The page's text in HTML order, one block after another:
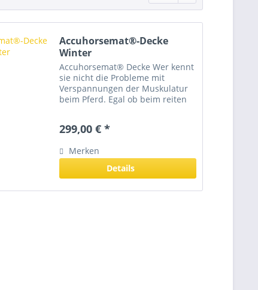
Accuhorsemat®-Decke
Winter
Accuhorsemat® Decke Wer kennt
sie nicht die Probleme mit
Verspannungen der Muskulatur
beim Pferd. Egal ob beim reiten
etc... die Gründe für die
299,00 € *
Merken
Details